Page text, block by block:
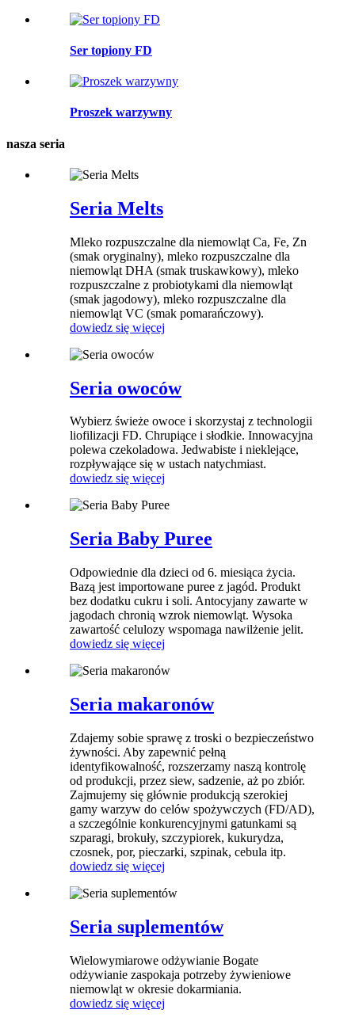
Ser topiony FD
Proszek warzywny
nasza seria
Seria Melts
Mleko rozpuszczalne dla niemowląt Ca, Fe, Zn
(smak oryginalny), mleko rozpuszczalne dla
niemowląt DHA (smak truskawkowy), mleko
rozpuszczalne z probiotykami dla niemowląt
(smak jagodowy), mleko rozpuszczalne dla
niemowląt VC (smak pomarańczowy).
dowiedz się więcej
Seria owoców
Wybierz świeże owoce i skorzystaj z technologii
liofilizacji FD. Chrupiące i słodkie. Innowacyjna
polewa czekoladowa. Jedwabiste i nieklejące,
rozpływające się w ustach natychmiast.
dowiedz się więcej
Seria Baby Puree
Odpowiednie dla dzieci od 6. miesiąca życia.
Bazą jest importowane puree z jagód. Produkt
bez dodatku cukru i soli. Antocyjany zawarte w
jagodach chronią wzrok niemowląt. Wysoka
zawartość celulozy wspomaga nawilżenie jelit.
dowiedz się więcej
Seria makaronów
Zdajemy sobie sprawę z troski o bezpieczeństwo
żywności. Aby zapewnić pełną
identyfikowalność, rozszerzamy naszą kontrolę
od produkcji, przez siew, sadzenie, aż po zbiór.
Zajmujemy się głównie produkcją szerokiej
gamy warzyw do celów spożywczych (FD/AD),
a szczególnie konkurencyjnymi gatunkami są
szparagi, brokuły, szczypiorek, kukurydza,
czosnek, por, pieczarki, szpinak, cebula itp.
dowiedz się więcej
Seria suplementów
Wielowymiarowe odżywianie Bogate
odżywianie zaspokaja potrzeby żywieniowe
niemowląt w okresie dokarmiania.
dowiedz się więcej